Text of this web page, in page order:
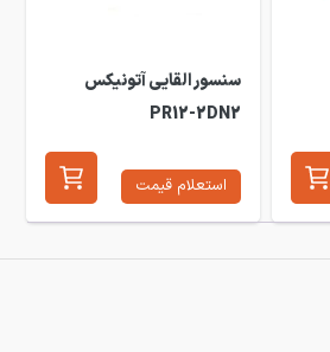
سنسور القایی آتونیکس
PR12-2DN2
استعلام قیمت